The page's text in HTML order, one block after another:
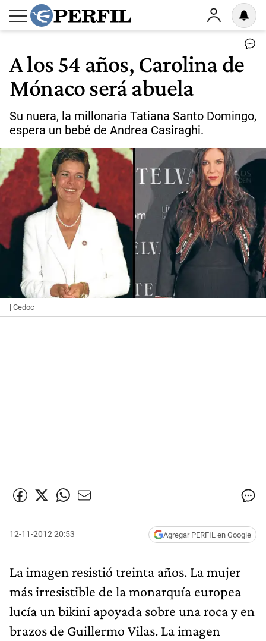
A los 54 años, Carolina de
Mónaco será abuela
Su nuera, la millonaria Tatiana Santo Domingo,
espera un bebé de Andrea Casiraghi.
| Cedoc
12-11-2012 20:53 Agregar PERFIL en Google
La imagen resistió treinta años. La mujer
más irresistible de la monarquía europea
lucía un bikini apoyada sobre una roca y en
brazos de Guillermo Vilas. La imagen